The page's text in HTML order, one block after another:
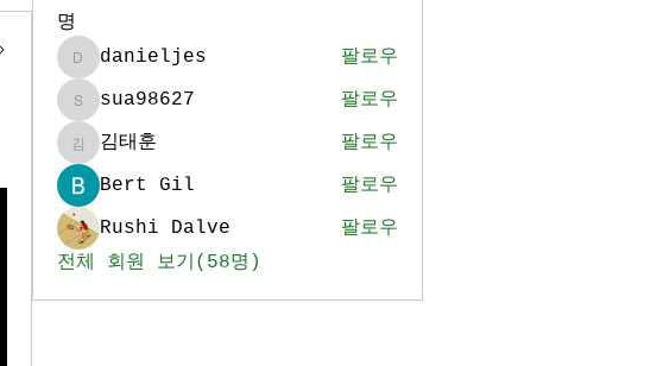
명
danieljes
danieljes 팔로우
sua98627
sua98627 팔로우
김태훈
김태훈
팔로우
Bert Gil
팔로우
Rushi Dalve
팔로우
전체 회원 보기(58명)